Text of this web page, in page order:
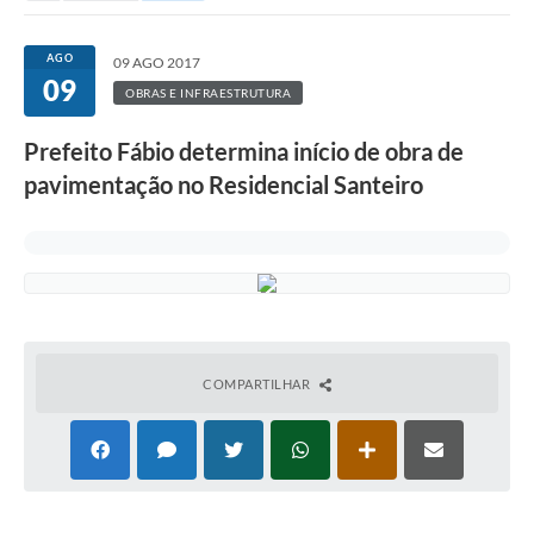
AGO
09
09 AGO 2017
OBRAS E INFRAESTRUTURA
Prefeito Fábio determina início de obra de
pavimentação no Residencial Santeiro
COMPARTILHAR